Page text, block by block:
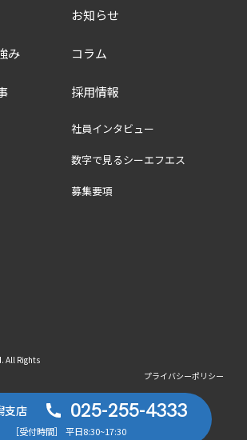
み
お知らせ
コラム
採用情報
社員インタビュー
数字で見るシーエフエス
募集要項
プライバシーポリシー
All Rights
支店 025-255-4333
［受付時間］ 平日8:30~17:30